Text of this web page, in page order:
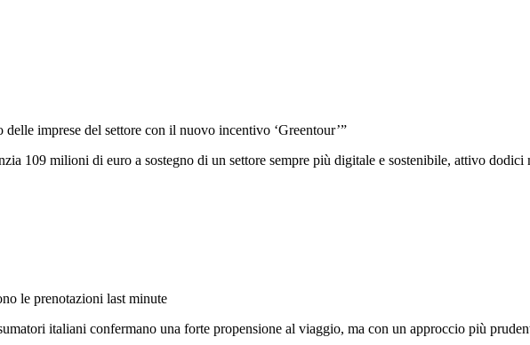
imprese del settore con il nuovo incentivo ‘Greentour’”
109 milioni di euro a sostegno di un settore sempre più digitale e sostenibile, attivo dodici
le prenotazioni last minute
italiani confermano una forte propensione al viaggio, ma con un approccio più